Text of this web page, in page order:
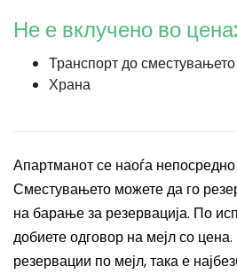
Не е вклучено во цена:
Транспорт до сместувањето
Храна
Апартманот се наоѓа
Сместувањето можете да го
на барање за резервација. По
добиете одговор на мејл со цена.
резервации по мејл, така е